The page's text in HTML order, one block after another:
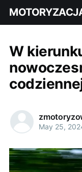
W
May 25,